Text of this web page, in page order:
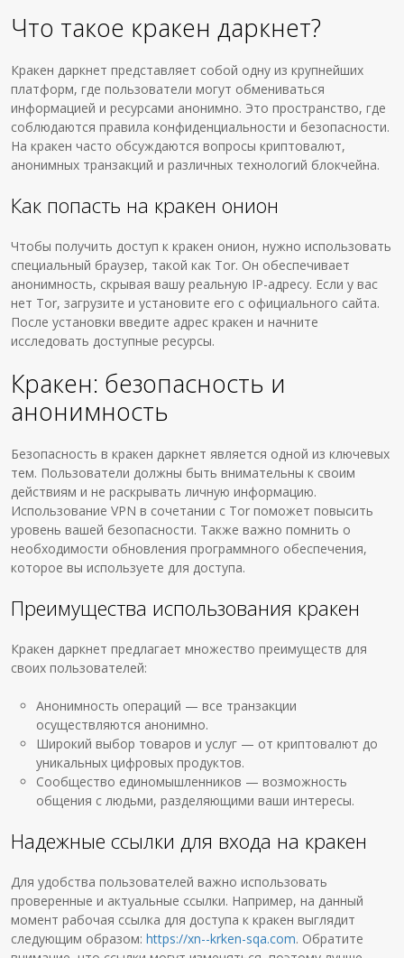
Что такое кракен даркнет?
Кракен даркнет представляет собой одну из крупнейших
платформ, где пользователи могут обмениваться
информацией и ресурсами анонимно. Это пространство, где
соблюдаются правила конфиденциальности и безопасности.
На кракен часто обсуждаются вопросы криптовалют,
анонимных транзакций и различных технологий блокчейна.
Как попасть на кракен онион
Чтобы получить доступ к кракен онион, нужно использовать
специальный браузер, такой как Tor. Он обеспечивает
анонимность, скрывая вашу реальную IP-адресу. Если у вас
нет Tor, загрузите и установите его с официального сайта.
После установки введите адрес кракен и начните
исследовать доступные ресурсы.
Кракен: безопасность и
анонимность
Безопасность в кракен даркнет является одной из ключевых
тем. Пользователи должны быть внимательны к своим
действиям и не раскрывать личную информацию.
Использование VPN в сочетании с Tor поможет повысить
уровень вашей безопасности. Также важно помнить о
необходимости обновления программного обеспечения,
которое вы используете для доступа.
Преимущества использования кракен
Кракен даркнет предлагает множество преимуществ для
своих пользователей:
Анонимность операций — все транзакции
осуществляются анонимно.
Широкий выбор товаров и услуг — от криптовалют до
уникальных цифровых продуктов.
Сообщество единомышленников — возможность
общения с людьми, разделяющими ваши интересы.
Надежные ссылки для входа на кракен
Для удобства пользователей важно использовать
проверенные и актуальные ссылки. Например, на данный
момент рабочая ссылка для доступа к кракен выглядит
следующим образом:https://xn--krken-sqa.com. Обратите